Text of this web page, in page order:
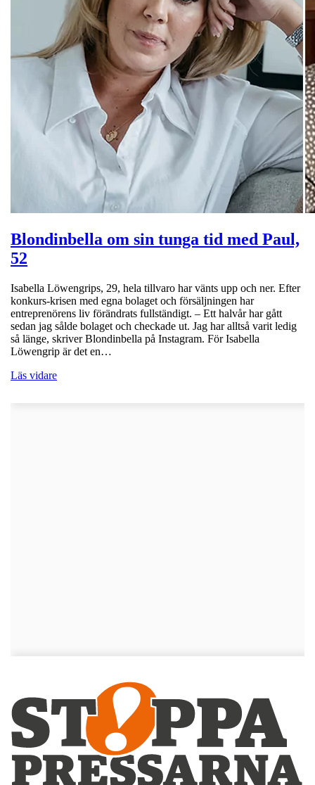
Blondinbella om sin tunga tid med Paul,
52
Isabella Löwengrips, 29, hela tillvaro har vänts upp och ner. Efter
konkurs-krisen med egna bolaget och försäljningen har
entreprenörens liv förändrats fullständigt. – Ett halvår har gått
sedan jag sålde bolaget och checkade ut. Jag har alltså varit ledig
så länge, skriver Blondinbella på Instagram. För Isabella
Löwengrip är det en…
Läs vidare